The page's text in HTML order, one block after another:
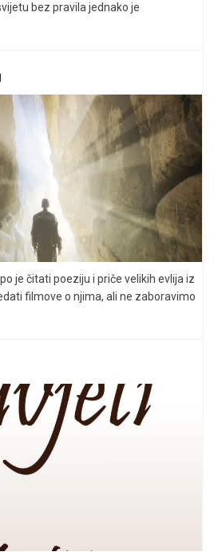
bez pravila jednako je
je čitati poeziju i priče velikih evlija iz
filmove o njima, ali ne zaboravimo